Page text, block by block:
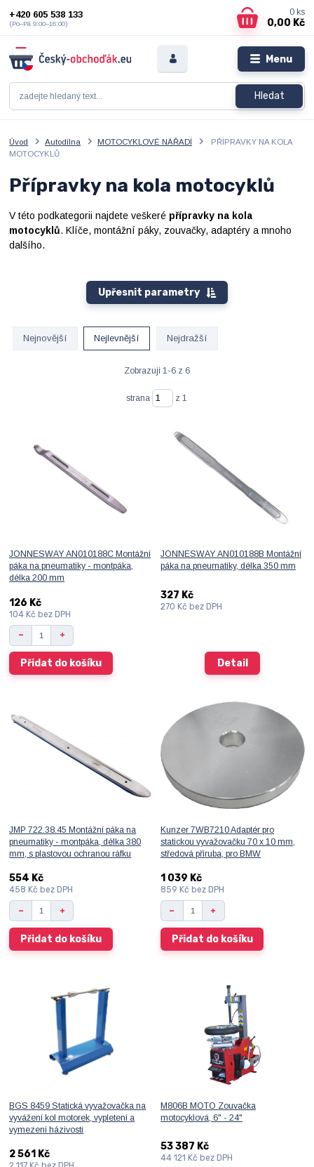
Menu
Hledat
+420 605 538 133
(Po–Pá 9:00–16:00)
0 ks
0,00 Kč
Úvod Autodílna MOTOCYKLOVÉ NÁŘADÍ
PŘÍPRAVKY NA KOLA
MOTOCYKLŮ
Přípravky na kola motocyklů
V této podkategorii najdete veškeré přípravky na kola
motocyklů. Klíče, montážní páky, zouvačky, adaptéry a mnoho
dalšího.
Upřesnit parametry
Nejnovější Nejlevnější Nejdražší
Zobrazuji 1-6 z 6
strana z 1
JONNESWAY AN010188C Montážní
páka na pneumatiky - montpáka,
délka 200 mm
126 Kč
104 Kčbez DPH
Přidat do košíku
JONNESWAY AN010188B Montážní
páka na pneumatiky, délka 350 mm
327 Kč
270 Kč bez DPH
Detail
JMP 722.38.45 Montážní páka na
pneumatiky - montpáka, délka 380
mm, s plastovou ochranou ráfku
554 Kč
458 Kč bez DPH
Přidat do košíku
Kunzer 7WB7210 Adaptér pro
statickou vyvažovačku 70 x 10 mm,
středová příruba, pro BMW
1 039 Kč
859 Kč bez DPH
Přidat do košíku
BGS 8459 Statická vyvažovačka na
vyvážení kol motorek, vypletení a
vymezení házivosti
2 561 Kč
M806B MOTO Zouvačka
motocyklová, 6" - 24"
53 387 Kč
44 121 Kč bez DPH